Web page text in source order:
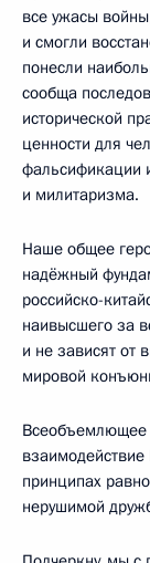
все ужасы
и смогли
понесли
сообща
исторической
ценности для
фальсификации
и милитаризма.
Наше общее
надёжный
российско-
наивысшего за
и не зависят от
мировой
Всеобъемлющее
принципах
нерушимой